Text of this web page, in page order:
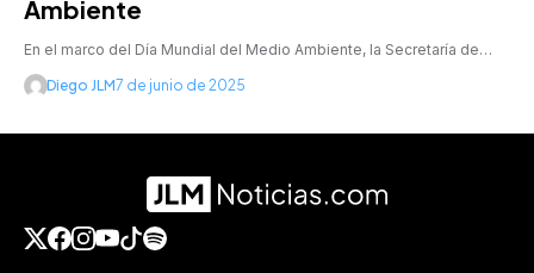
Ambiente
En el marco del Día Mundial del Medio Ambiente, la Secretaría de…
Diego JLM7 de junio de 2025